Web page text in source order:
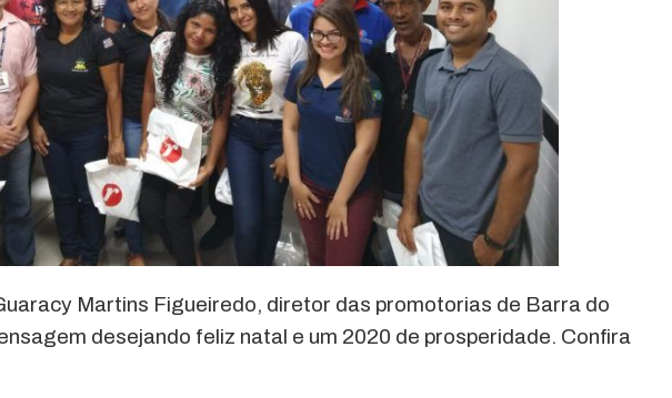
Martins Figueiredo, diretor das promotorias de Barra do
desejando feliz natal e um 2020 de prosperidade. Confira